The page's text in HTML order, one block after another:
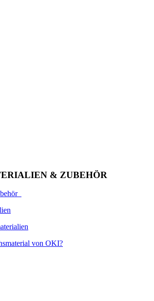
& ZUBEHÖR
von OKI?